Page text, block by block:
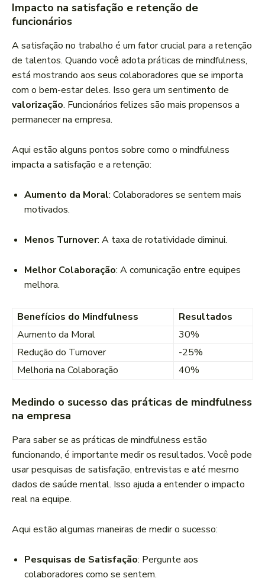
Impacto na satisfação e retenção de
funcionários
A satisfação no trabalho é um fator crucial para a retenção
de talentos. Quando você adota práticas de mindfulness,
está mostrando aos seus colaboradores que se importa
com o bem-estar deles. Isso gera um sentimento de
valorização. Funcionários felizes são mais propensos a
permanecer na empresa.
Aqui estão alguns pontos sobre como o mindfulness
impacta a satisfação e a retenção:
Aumento da Moral: Colaboradores se sentem mais
motivados.
Menos Turnover: A taxa de rotatividade diminui.
Melhor Colaboração: A comunicação entre equipes
melhora.
Benefícios do Mindfulness
Resultados
Aumento da Moral
30%
Redução do Turnover
-25%
Melhoria na Colaboração
40%
Medindo o sucesso das práticas de mindfulness
na empresa
Para saber se as práticas de mindfulness estão
funcionando, é importante medir os resultados. Você pode
usar pesquisas de satisfação, entrevistas e até mesmo
dados de saúde mental. Isso ajuda a entender o impacto
real na equipe.
Aqui estão algumas maneiras de medir o sucesso:
Pesquisas de Satisfação: Pergunte aos
colaboradores como se sentem.